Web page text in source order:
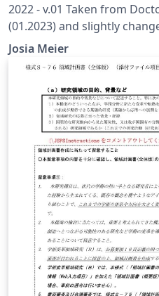
2022 - v.01 Taken from
(01.2023) and slightly
Internal Recommended
topics covered
Josia Meier